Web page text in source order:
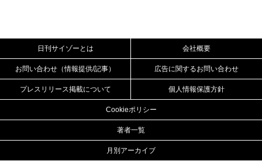
日刊サイゾーとは 会社概要
お問い合わせ（情報提供/記事） 広告に関するお問い合わせ
プレスリリース掲載について 個人情報保護方針
Cookieポリシー
著者一覧
月別アーカイブ